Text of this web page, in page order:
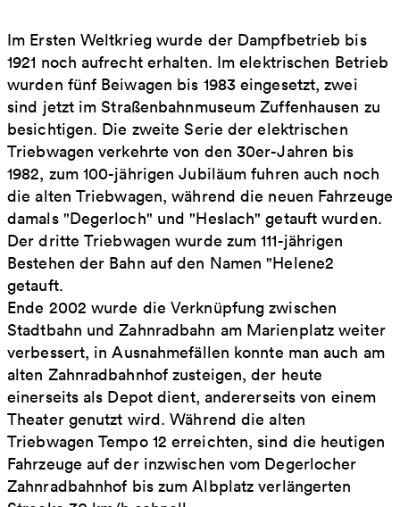
Im Ersten Weltkrieg wurde der Dampfbetrieb bis
1921 noch aufrecht erhalten. Im elektrischen Betrieb
wurden fünf Beiwagen bis 1983 eingesetzt, zwei
sind jetzt im Straßenbahnmuseum Zuffenhausen zu
besichtigen. Die zweite Serie der elektrischen
Triebwagen verkehrte von den 30er-Jahren bis
1982, zum 100-jährigen Jubiläum fuhren auch noch
die alten Triebwagen, während die neuen Fahrzeuge
damals "Degerloch" und "Heslach" getauft wurden.
Der dritte Triebwagen wurde zum 111-jährigen
Bestehen der Bahn auf den Namen "Helene2
getauft.
Ende 2002 wurde die Verknüpfung zwischen
Stadtbahn und Zahnradbahn am Marienplatz weiter
verbessert, in Ausnahmefällen konnte man auch am
alten Zahnradbahnhof zusteigen, der heute
einerseits als Depot dient, andererseits von einem
Theater genutzt wird. Während die alten
Triebwagen Tempo 12 erreichten, sind die heutigen
Fahrzeuge auf der inzwischen vom Degerlocher
Zahnradbahnhof bis zum Albplatz verlängerten